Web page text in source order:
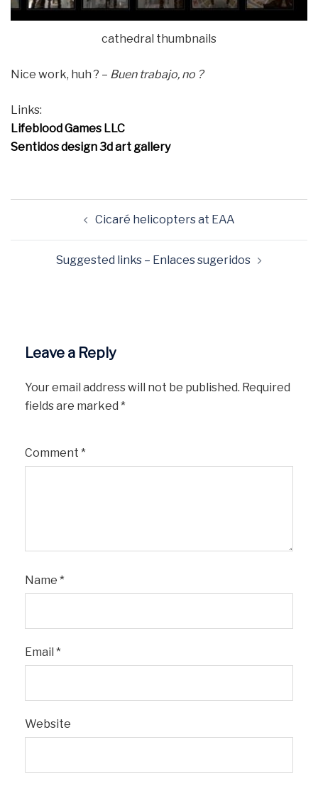
cathedral thumbnails
Nice work, huh ? – Buen trabajo, no ?
Links:
Lifeblood Games LLC
Sentidos design 3d art gallery
navigation Cicaré helicopters at EAA
Suggested links – Enlaces sugeridos
Leave a Reply
Your email address will not be published. Required
fields are marked *
Comment *
Name *
Email *
Website